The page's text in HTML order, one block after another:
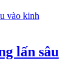
lấn sâu